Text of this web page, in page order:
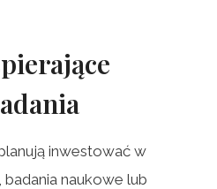
inwestować w
naukowe lub